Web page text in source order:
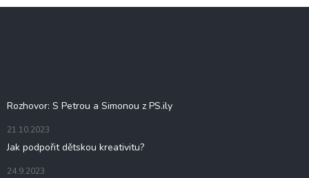
Rozhovor: S Petrou a Simonou z PS.ily
21.10.2023
Jak podpořit dětskou kreativitu?
24.9.2023